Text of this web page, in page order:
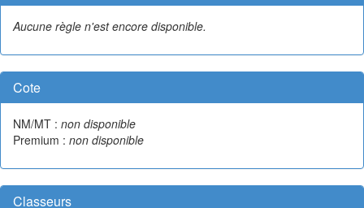
Aucune règle n'est encore disponible.
Cote
NM/MT : non disponible
Premium : non disponible
Classeurs